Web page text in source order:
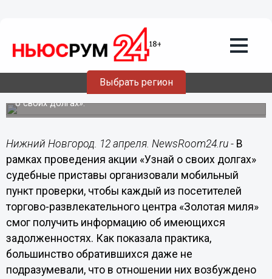
Выбрать регион
12.04.201514:50
Посетители торгового центра «Золотая
миля» освежили знание о своих долгах
Судебные приставы провели рейд в рамках акции «Узнай
о своих долгах».
Нижний Новгород. 12 апреля. NewsRoom24.ru - В
рамках проведения акции «Узнай о своих долгах»
судебные приставы организовали мобильный
пункт проверки, чтобы каждый из посетителей
торгово-развлекательного центра «Золотая миля»
смог получить информацию об имеющихся
задолженностях. Как показала практика,
большинство обратившихся даже не
подразумевали, что в отношении них возбуждено